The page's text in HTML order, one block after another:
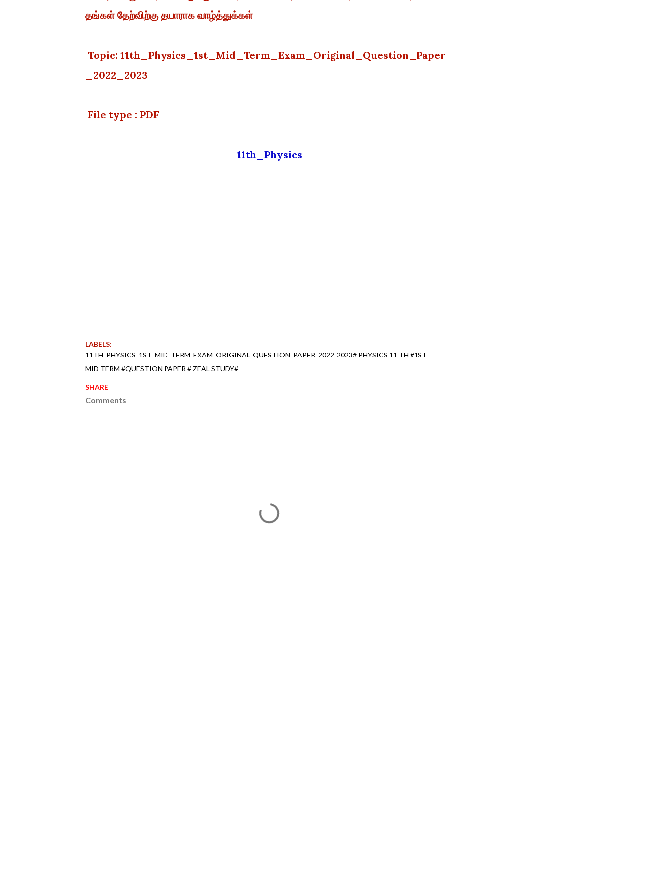
தங்கள் தேற்விற்கு தயாராக வாழ்த்துக்கள்
Topic: 11th_Physics_1st_Mid_Term_Exam_Original_Question_Paper
_2022_2023
File type : PDF
11th_Physics
LABELS:
11TH_PHYSICS_1ST_MID_TERM_EXAM_ORIGINAL_QUESTION_PAPER_2022_2023# PHYSICS 11 TH #1ST
MID TERM #QUESTION PAPER # ZEAL STUDY#
SHARE
Comments